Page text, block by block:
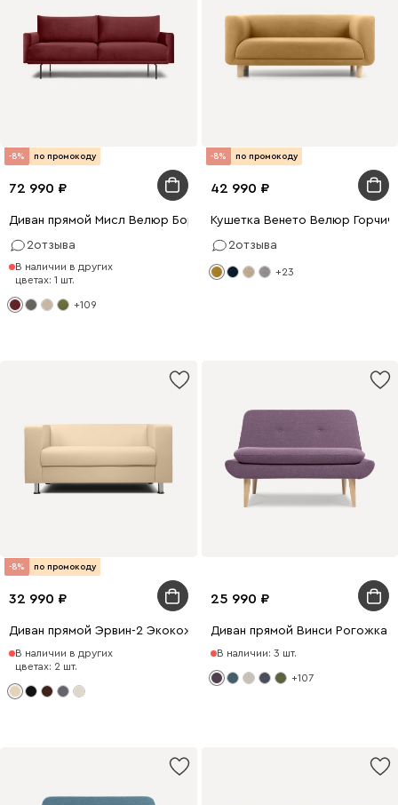
-8% по промокоду
72 990
Диван прямой Мисл Велюр Бордовый
2отзыва
В наличии в других
цветах: 1 шт.
+109
-8% по промокоду
42 990
Кушетка Венето Велюр
2отзыва
+23
-8% по промокоду
32 990
Диван прямой Эрвин-2 Экокожа Бежевый
В наличии в других
цветах: 2 шт.
25 990
Диван прямой Винси Рогожка
В наличии: 3 шт.
+107